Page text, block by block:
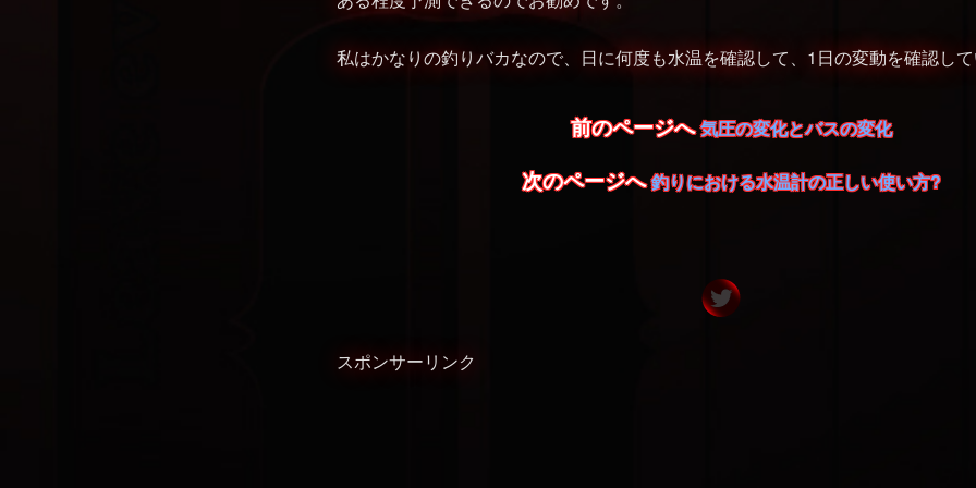
私はかなりの釣りバカなので、日に何度も水温を確認して、1日の変動を確認し
前のページへ気圧の変化とバスの変化
次のページへ釣りにおける水温計の正しい使い方?
スポンサーリンク